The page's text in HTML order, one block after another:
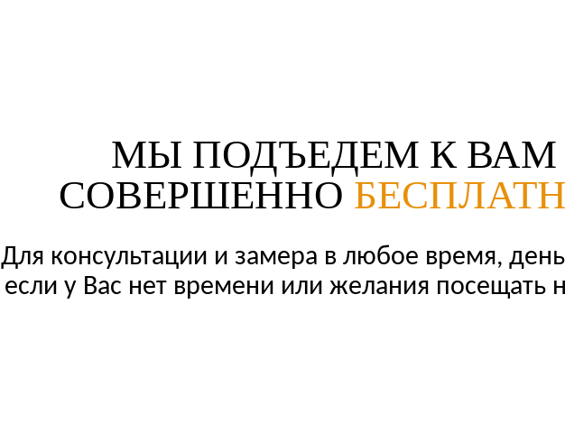
МЫ ПОДЪЕДЕМ К ВАМ
СОВЕРШЕННО
Для консультации и замера в любое время,
если у Вас нет времени или желания посещать